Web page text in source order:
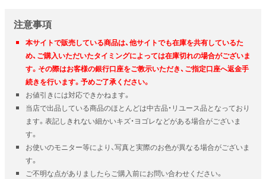
注意事項
本サイトで販売している商品は、他サイトでも在庫を共有しているた
め、ご購入いただいたタイミングによっては在庫切れの場合がございま
す。その際はお客様の銀行口座をご教示いただき、ご指定口座へ返金手
続きを行います。予めご了承ください。
お値引きには対応できかねます。
当店で出品している商品のほとんどは中古品・リユース品となっており
ます。表記しきれない細かいキズ・ヨゴレなどがある場合がございま
す。
お使いのモニター等により、写真と実際のお色が異なる場合がございま
す。
ご不明な点がありましたらご購入前にお問い合わせください。